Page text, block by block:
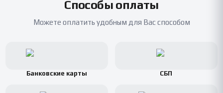
Способы оплаты
Можете оплатить удобным для Вас способом
Банковские карты СБП